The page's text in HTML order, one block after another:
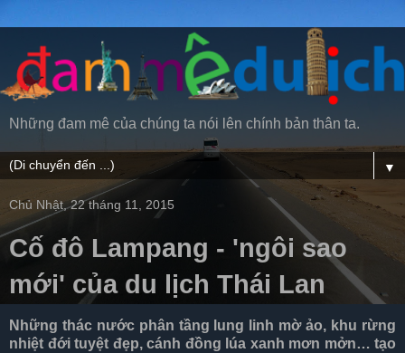
Những đam mê của chúng ta nói lên chính bản thân ta.
▼
Chủ Nhật, 22 tháng 11, 2015
Cố đô Lampang - 'ngôi sao
mới' của du lịch Thái Lan
Những thác nước phân tầng lung linh mờ ảo, khu rừng
nhiệt đới tuyệt đẹp, cánh đồng lúa xanh mơn mởn… tạo